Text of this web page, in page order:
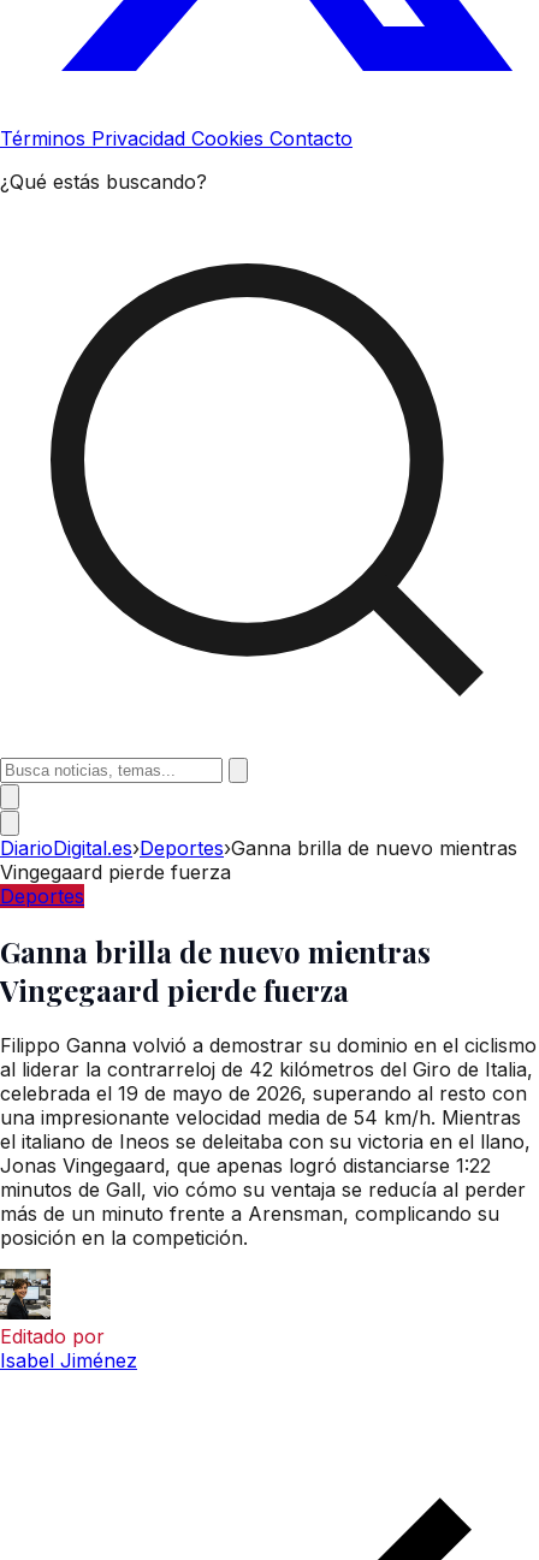
Términos Privacidad Cookies Contacto
¿Qué estás buscando?
DiarioDigital.es›Deportes›Ganna brilla de nuevo mientras
Vingegaard pierde fuerza
Deportes
Ganna brilla de nuevo mientras
Vingegaard pierde fuerza
Filippo Ganna volvió a demostrar su dominio en el ciclismo
al liderar la contrarreloj de 42 kilómetros del Giro de Italia,
celebrada el 19 de mayo de 2026, superando al resto con
una impresionante velocidad media de 54 km/h. Mientras
el italiano de Ineos se deleitaba con su victoria en el llano,
Jonas Vingegaard, que apenas logró distanciarse 1:22
minutos de Gall, vio cómo su ventaja se reducía al perder
más de un minuto frente a Arensman, complicando su
posición en la competición.
Editado por
Isabel Jiménez